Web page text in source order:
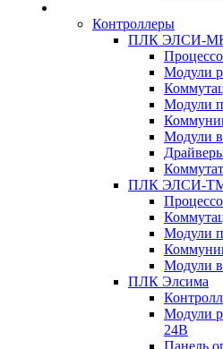
Контроллеры
ПЛК ЭЛСИ-
Модули
Модули
Модули
ПЛК ЭЛСИ-
Модули
Модули
ПЛК Элсима
Модули
24В
Панель